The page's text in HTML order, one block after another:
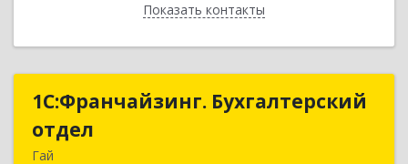
Показать контакты
Назад
1С:Франчайзинг. Бухгалтерский
отдел
Гай
1С:Франчайзинг. Бухгалтерский